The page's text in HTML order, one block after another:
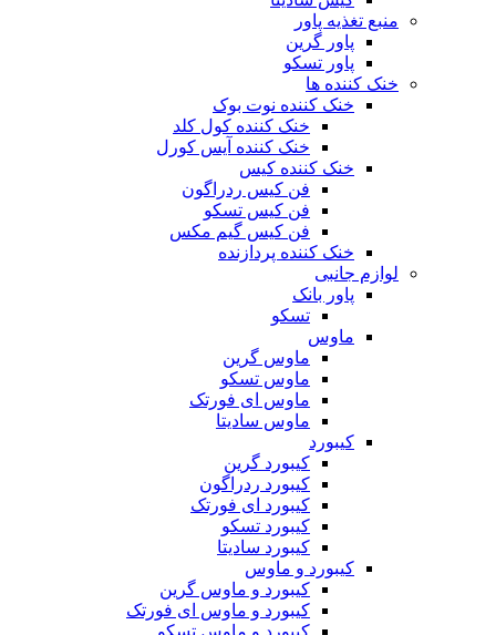
منبع تغذیه‌ پاور
پاور گرین
پاور تسکو
خنک کننده ها
خنک کننده نوت بوک
خنک کننده کول کلد
خنک کننده آیس کورل
خنک کننده کیس
فن کیس ردراگون
فن کیس تسکو
فن کیس گیم مکس
خنک کننده پردازنده
لوازم جانبی
پاور بانک
تسکو
ماوس
ماوس گرین
ماوس تسکو
ماوس ای فورتک
ماوس سادیتا
کیبورد
کیبورد گرین
کیبورد ردراگون
کیبورد ای فورتک
کیبورد تسکو
کیبورد سادیتا
کیبورد و ماوس
کیبورد و ماوس گرین
کیبورد و ماوس ای فورتک
کیبورد و ماوس تسکو